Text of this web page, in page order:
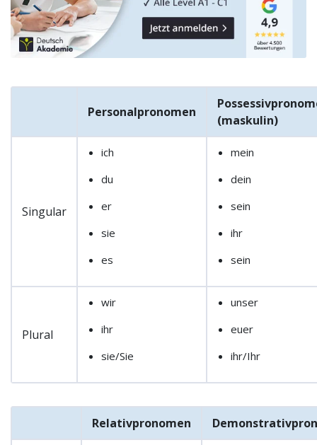
Personalpronomen
(maskulin)
Singular
ich
du
er
sie
es
mein
dein
sein
ihr
sein
Plural
wir
ihr
sie/Sie
unser
euer
ihr/Ihr
Relativpronomen